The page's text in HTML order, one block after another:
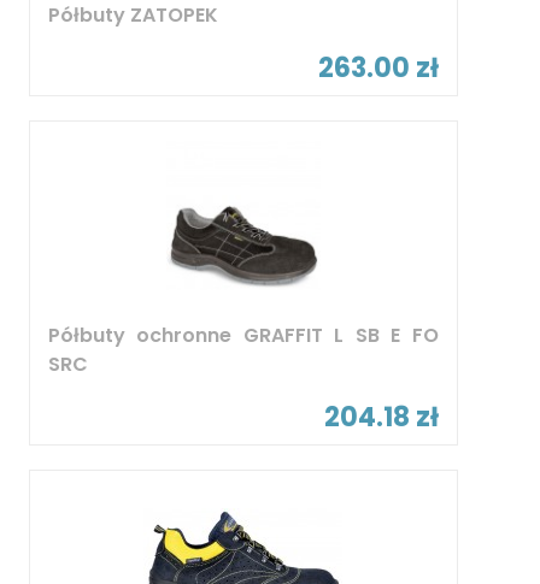
Półbuty ZATOPEK
263.00 zł
Półbuty ochronne GRAFFIT L SB E FO
SRC
204.18 zł